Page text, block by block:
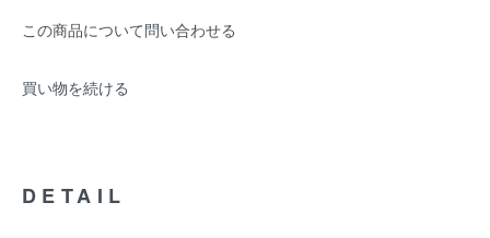
この商品について問い合わせる
買い物を続ける
DETAIL